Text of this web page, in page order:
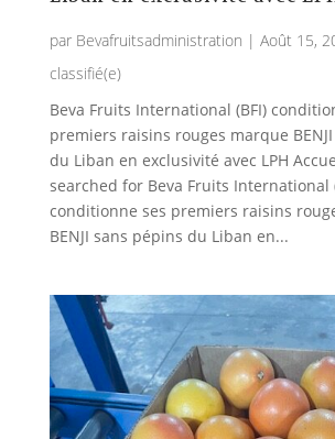
par Bevafruitsadministration | Août 15,
classifié(e)
Beva Fruits International (BFI)
premiers raisins rouges marque
du Liban en exclusivité avec LPH
searched for Beva Fruits International
conditionne ses premiers raisins
BENJI sans pépins du Liban en...